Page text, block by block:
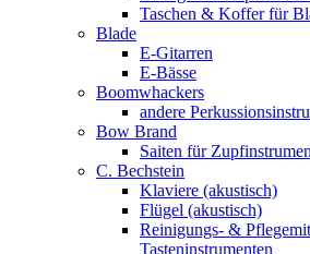
Taschen & Koffer für
Blade
E-Gitarren
E-Bässe
Boomwhackers
andere
Bow Brand
Saiten für
C. Bechstein
Klaviere (akustisch)
Flügel (akustisch)
Reinigungs- &
Tasteninstrumenten